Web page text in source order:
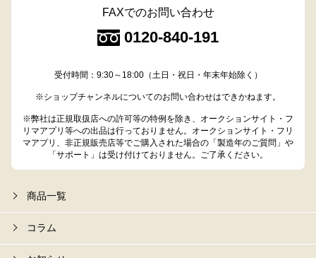
FAXでのお問い合わせ
0120-840-191
受付時間：9:30～18:00（土日・祝日・年末年始除く）
※ショップチャンネルについてのお問い合わせはできかねます。
※弊社は正規取扱店への許可等の特例を除き、オークションサイト・フ
リマアプリ等への出品は行っておりません。オークションサイト・フリ
マアプリ、非正規販売店等でご購入された場合の「製造年のご質問」や
「サポート」は受け付けておりません。ご了承ください。
商品一覧
コラム